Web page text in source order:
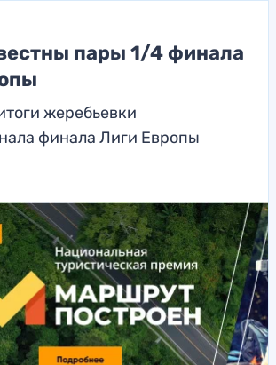
пары 1/4 финала
жеребьевки
финала Лиги Европы